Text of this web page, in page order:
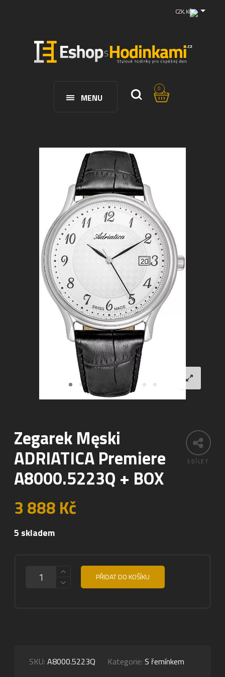
CZK, KČ
MENU
0
SDÍLET
Zegarek Męski
ADRIATICA Premiere
A8000.5223Q + BOX
3 888Kč
5 skladem
PŘIDAT DO KOŠÍKU
SKU:A8000.5223Q Kategorie:S řemínkem